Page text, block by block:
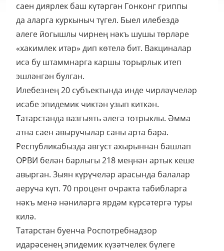
саен диярлек баш күтәргән Гонконг гриппы
да аларга куркыныч түгел. Быел илебездә
әлеге йогышлы чирнең нәкъ шушы төрләре
«хакимлек итәр» дип көтелә бит. Вакциналар
исә бу штаммнарга каршы торырлык итеп
эшләнгән булган.
Илебезнең 20 субъектында инде чирләүчеләр
исәбе эпидемик чиктән узып киткән.
Татарстанда вазгыять әлегә тотрыклы. Әмма
атна саен авыручылар саны арта бара.
Республикабызда август ахырыннан башлап
ОРВИ белән барлыгы 218 меңнән артык кеше
авырган. Зыян күрүчеләр арасында балалар
аеруча күп. 70 процент очракта табибларга
нәкъ менә нәниләргә ярдәм күрсәтергә туры
килә.
Татарстан буенча Роспотребнадзор
идарәсенең эпидемик күзәтчелек бүлеге